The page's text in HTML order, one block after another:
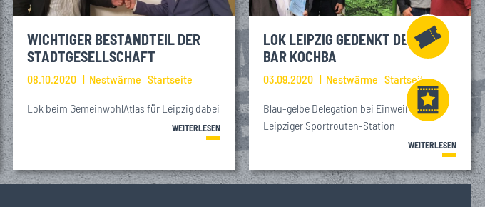
WICHTIGER BESTANDTEIL DER
STADTGESELLSCHAFT
08.10.2020 Nestwärme Startseite
Lok beim GemeinwohlAtlas für Leipzig dabei
WEITERLESEN
LOK LEIPZIG GEDENKT DEM SK
BAR KOCHBA
03.09.2020 Nestwärme Startseite
Blau-gelbe Delegation bei Einweihung der
Leipziger Sportrouten-Station
WEITERLESEN
Fanshop
Tickets